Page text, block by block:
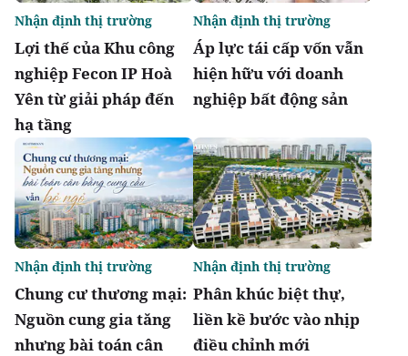
Lợi thế của Khu công
nghiệp Fecon IP Hoà
Yên từ giải pháp đến
hạ tầng
Nhận định thị trường
Áp lực tái cấp vốn vẫn
hiện hữu với doanh
nghiệp bất động sản
Nhận định thị trường
Chung cư thương mại:
Nguồn cung gia tăng
nhưng bài toán cân
Nhận định thị trường
Phân khúc biệt thự,
liền kề bước vào nhịp
điều chỉnh mới
Nhận định thị trường